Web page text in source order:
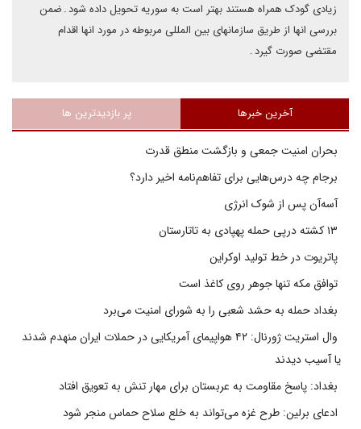
زیادی گودک همراه هستند بهتر است به سوریه تحویل داده شود۔ضمن
بررسی انها از طریق سازمانهای بین المللی مربوطه در مورد انها اقدام
مقتضی صورت گیرد۔
آخرین خبرها پر بازدیدترین ها
بحران امنیت جمعی و بازگشت منطق قدرت
برجام چه درس‌هایی برای تفاهم‌نامه اخیر دارد؟
آسه‌آن پس از شوک انرژی
پاتریوت در خط تولید اوکراین
توافق مکه تنها جوهر روی کاغذ است
بغداد حمله به حشد شعبی را به شورای امنیت می‌برد
وال استریت ژورنال: ۴۲ هواپیمای آمریکایی در حملات ایران منهدم شدند
یا آسیب دیدند
بغداد: پاسخ مقاومت به عربستان برای مهار تنش به تعویق افتاد
ادعای برلین: طرح غزه می‌تواند به خلع سلاح حماس منجر شود